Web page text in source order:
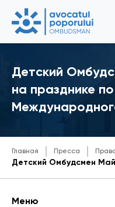
Детский
на празднике
Главная Пресса
Меню